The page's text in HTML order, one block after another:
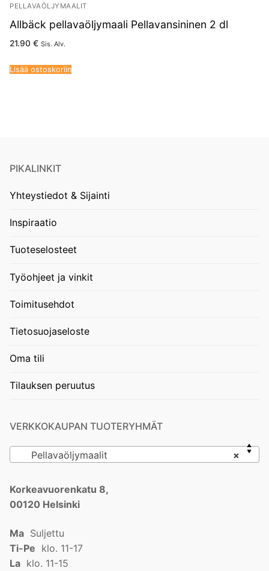
PELLAVAÖLJYMAALIT
Allbäck pellavaöljymaali Pellavansininen 2 dl
21.90 € Sis. Alv.
Lisää ostoskoriin
PIKALINKIT
Yhteystiedot & Sijainti
Inspiraatio
Tuoteselosteet
Työohjeet ja vinkit
Toimitusehdot
Tietosuojaseloste
Oma tili
Tilauksen peruutus
VERKKOKAUPAN TUOTERYHMÄT
×
Pellavaöljymaalit
Korkeavuorenkatu 8,
00120 Helsinki
Ma Suljettu
Ti-Pe klo. 11-17
La klo. 11-15